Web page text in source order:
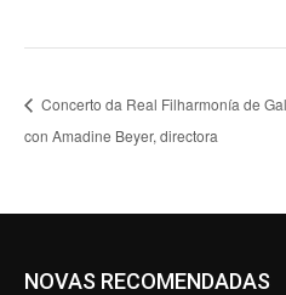
Concerto da Real Filharmonía de
con Amadine Beyer, directora
NOVAS RECOMENDADAS